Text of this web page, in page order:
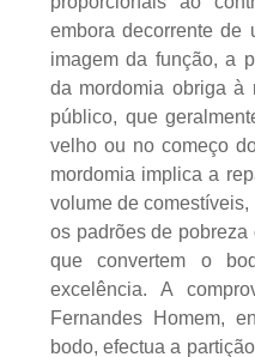
embora decorrente de
imagem da função, a
da mordomia obriga à
público, que
velho ou no começo
mordomia implica a
volume de
os padrões de
que convertem o
excelência. A
Fernandes Homem,
bodo, efectua a